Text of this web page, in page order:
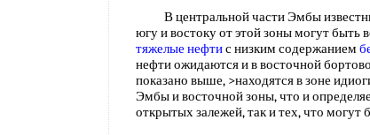
В центральной части Эмбы
югу и востоку от этой зоны могут быть
тяжелые нефтис низким содержанием
нефти ожидаются и в восточной
показано выше, >находятся в зоне
Эмбы и восточной зоны, что и
открытых залежей, так и тех, что могут